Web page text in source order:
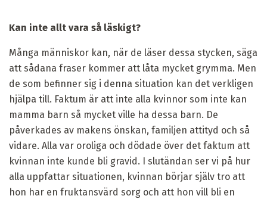
Kan inte allt vara så läskigt?
Många människor kan, när de läser dessa stycken, säga
att sådana fraser kommer att låta mycket grymma. Men
de som befinner sig i denna situation kan det verkligen
hjälpa till. Faktum är att inte alla kvinnor som inte kan
mamma barn så mycket ville ha dessa barn. De
påverkades av makens önskan, familjen attityd och så
vidare. Alla var oroliga och dödade över det faktum att
kvinnan inte kunde bli gravid. I slutändan ser vi på hur
alla uppfattar situationen, kvinnan börjar själv tro att
hon har en fruktansvärd sorg och att hon vill bli en